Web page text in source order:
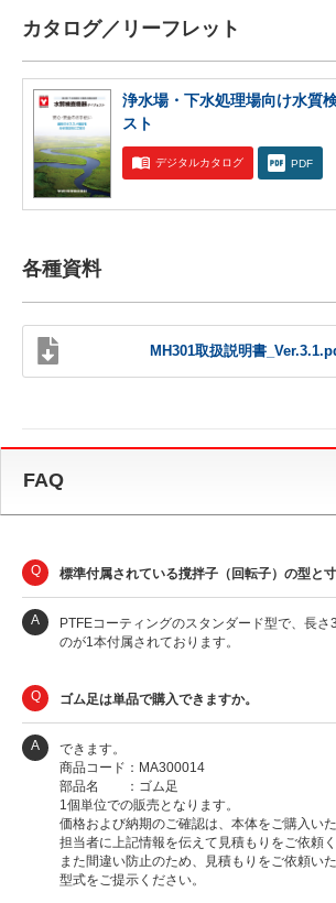
カタログ／リーフレット
浄水場・下水処理場向け水質
スト
デジタルカタログ PDF
各種資料
MH301取扱説明書
FAQ
Q 標準付属されている撹拌子（回転子）の型と
A
PTFEコーティングのスタンダード型で、長さ
のが1本付属されております。
Q
ゴム足は単品で購入できますか。
A
できます。
商品コード：MA300014
部品名 ：ゴム足
1個単位での販売となります。
価格および納期のご確認は、本体をご購入い
担当者に上記情報を伝えて見積もりをご依頼く
また間違い防止のため、見積もりをご依頼い
型式をご提示ください。